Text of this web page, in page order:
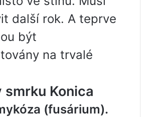
další rok. A teprve
být
na trvalé
smrku Konica
(fusárium).